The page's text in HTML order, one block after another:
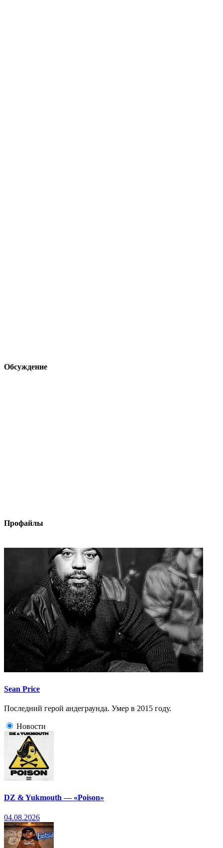
Обсуждение
Профайлы
Sean Price
Последний герой андеграунда. Умер в 2015 году.
Новости
DZ & Yukmouth — «Poison»
04.08.2026